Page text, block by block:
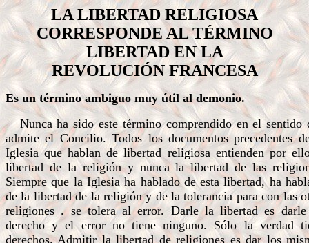
LA LIBERTAD RELIGIOSA
CORRESPONDE AL TÉRMINO
LIBERTAD EN LA
REVOLUCIÓN FRANCESA
Es un término ambiguo muy útil al demonio.
Nunca ha sido este término comprendido en el sentido
admite el Concilio. Todos los documentos precedentes
Iglesia que hablan de libertad religiosa entienden por
libertad de la religión y nunca la libertad de las
Siempre que la Iglesia ha hablado de esta libertad, ha
de la libertad de la religión y de la tolerancia para con las
religiones . se tolera al error. Darle la libertad es
derecho y el error no tiene ninguno. Sólo la verdad
derechos. Admitir la libertad de religiones es dar los